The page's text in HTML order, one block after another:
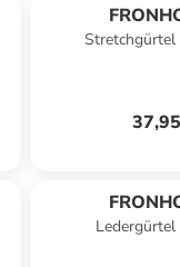
Stretchgürtel